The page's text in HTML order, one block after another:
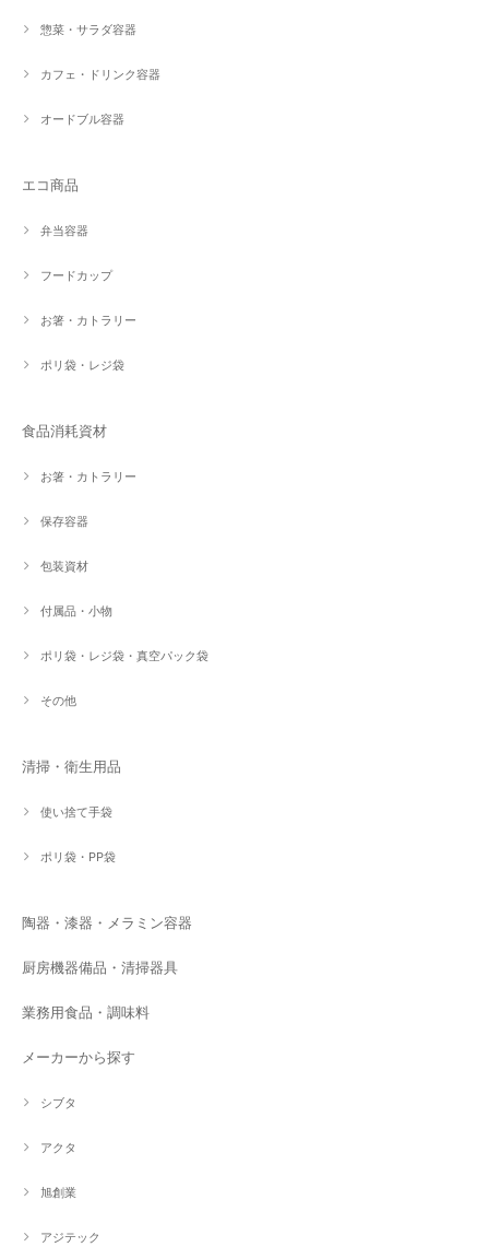
惣菜・サラダ容器
カフェ・ドリンク容器
オードブル容器
エコ商品
弁当容器
フードカップ
お箸・カトラリー
ポリ袋・レジ袋
食品消耗資材
お箸・カトラリー
保存容器
包装資材
付属品・小物
ポリ袋・レジ袋・真空パック袋
その他
清掃・衛生用品
使い捨て手袋
ポリ袋・PP袋
陶器・漆器・メラミン容器
厨房機器備品・清掃器具
業務用食品・調味料
メーカーから探す
シブタ
アクタ
旭創業
アジテック